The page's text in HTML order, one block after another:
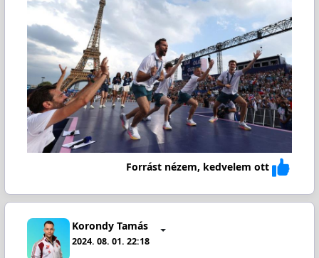
Forrást nézem, kedvelem ott
Korondy Tamás
2024. 08. 01. 22:18